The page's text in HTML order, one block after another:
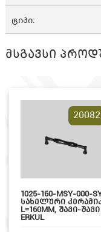
ტიპი
მსგავსი
20082
1025-160-MSY-000-
ᲡᲐᲮᲔᲚᲣᲠᲘ
L=160MM, ᲨᲐᲕᲘ-ᲨᲐᲕᲘ
ERKUL